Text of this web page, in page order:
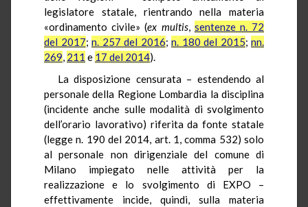
legislatore statale, rientrando nella materia
«ordinamento civile» (ex multis, sentenze n. 72
del 2017; n. 257 del 2016; n. 180 del 2015; nn.
269, 211 e 17 del 2014).
La disposizione censurata – estendendo al
personale della Regione Lombardia la disciplina
(incidente anche sulle modalità di svolgimento
dell’orario lavorativo) riferita da fonte statale
(legge n. 190 del 2014, art. 1, comma 532) solo
al personale non dirigenziale del comune di
Milano impiegato nelle attività per la
realizzazione e lo svolgimento di EXPO –
effettivamente incide, quindi, sulla materia